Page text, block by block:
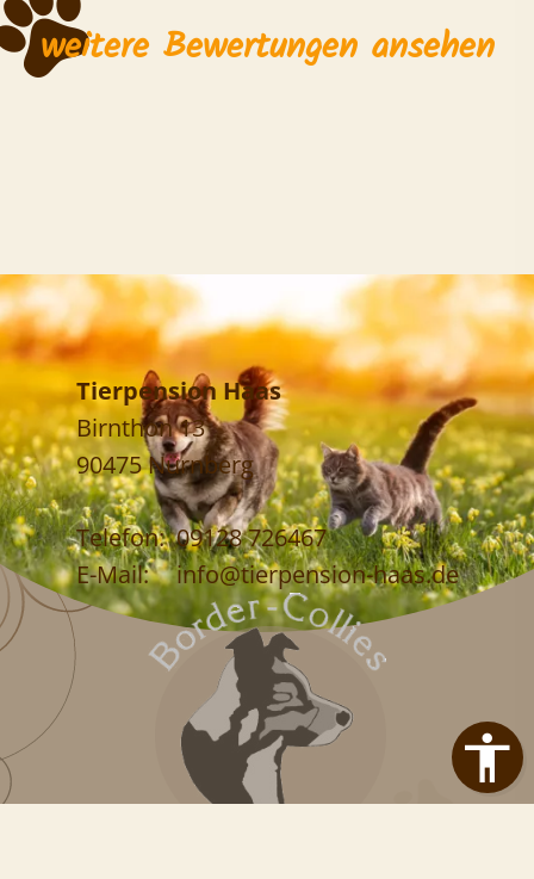
weitere Bewertungen ansehen
Tierpension Haas
Birnthon 13
90475 Nürnberg
Telefon: 09128 726467
E-Mail:
info@tierpension-haas.de